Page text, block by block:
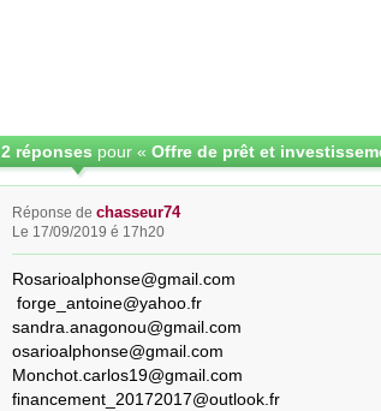
2 réponses pour «
Réponse de chasseur74
Le 17/09/2019 é 17h20
Rosarioalphonse@gmail.com
sandra.anagonou@gmail.com
osarioalphonse@gmail.com
Monchot.carlos19@gmail.com
financement_20172017@outlook.fr